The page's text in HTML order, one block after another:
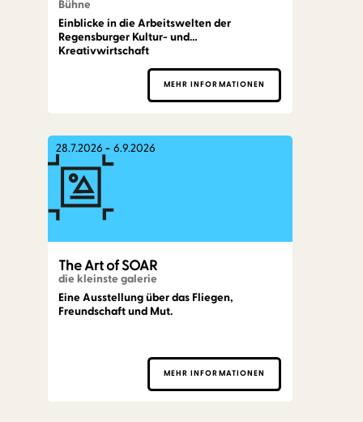
Bühne
Einblicke in die Arbeitswelten der
Regensburger Kultur- und
Kreativwirtschaft
MEHR INFORMATIONEN
28.7.2026 - 6.9.2026
The Art of SOAR
die kleinste galerie
Eine Ausstellung über das Fliegen,
Freundschaft und Mut.
MEHR INFORMATIONEN